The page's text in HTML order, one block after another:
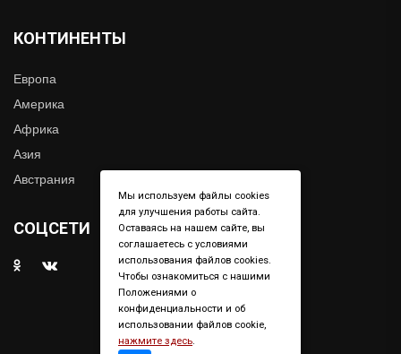
КОНТИНЕНТЫ
Европа
Америка
Африка
Азия
Австрания
СОЦСЕТИ
Мы используем файлы cookies
для улучшения работы сайта.
Оставаясь на нашем сайте, вы
соглашаетесь с условиями
использования файлов cookies.
Чтобы ознакомиться с нашими
Положениями о
конфиденциальности и об
использовании файлов cookie,
нажмите здесь.